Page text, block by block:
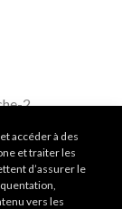
accéder à des
et traiter les
d’assurer le
vers les
2